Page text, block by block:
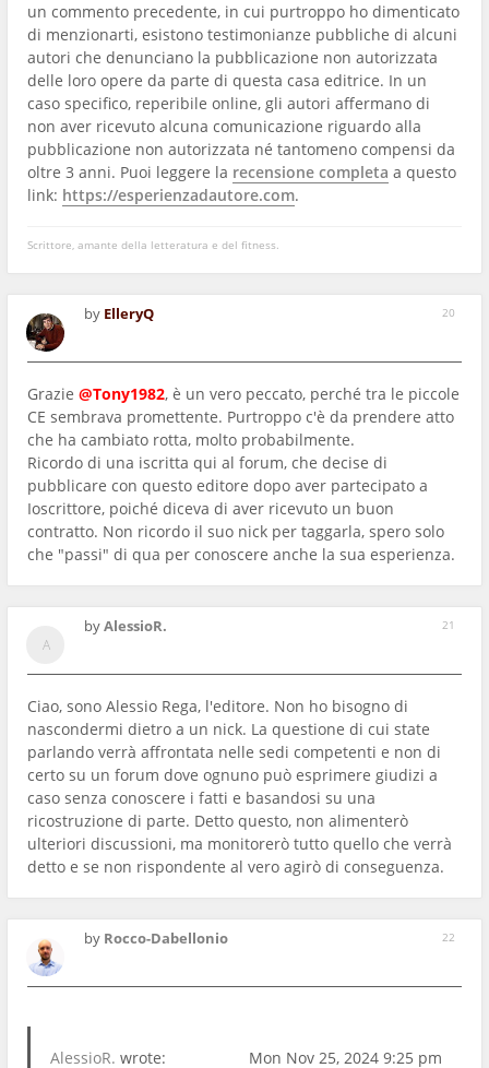
un commento precedente, in cui purtroppo ho dimenticato
di menzionarti, esistono testimonianze pubbliche di alcuni
autori che denunciano la pubblicazione non autorizzata
delle loro opere da parte di questa casa editrice. In un
caso specifico, reperibile online, gli autori affermano di
non aver ricevuto alcuna comunicazione riguardo alla
pubblicazione non autorizzata né tantomeno compensi da
oltre 3 anni. Puoi leggere la recensione completa a questo
link: https://esperienzadautore.com.
Scrittore, amante della letteratura e del fitness.
20
by ElleryQ
Grazie @Tony1982, è un vero peccato, perché tra le piccole
CE sembrava promettente. Purtroppo c'è da prendere atto
che ha cambiato rotta, molto probabilmente.
Ricordo di una iscritta qui al forum, che decise di
pubblicare con questo editore dopo aver partecipato a
Ioscrittore, poiché diceva di aver ricevuto un buon
contratto. Non ricordo il suo nick per taggarla, spero solo
che "passi" di qua per conoscere anche la sua esperienza.
21
byAlessioR.
Ciao, sono Alessio Rega, l'editore. Non ho bisogno di
nascondermi dietro a un nick. La questione di cui state
parlando verrà affrontata nelle sedi competenti e non di
certo su un forum dove ognuno può esprimere giudizi a
caso senza conoscere i fatti e basandosi su una
ricostruzione di parte. Detto questo, non alimenterò
ulteriori discussioni, ma monitorerò tutto quello che verrà
detto e se non rispondente al vero agirò di conseguenza.
22
by Rocco-Dabellonio
AlessioR. wrote: Mon Nov 25, 2024 9:25 pm